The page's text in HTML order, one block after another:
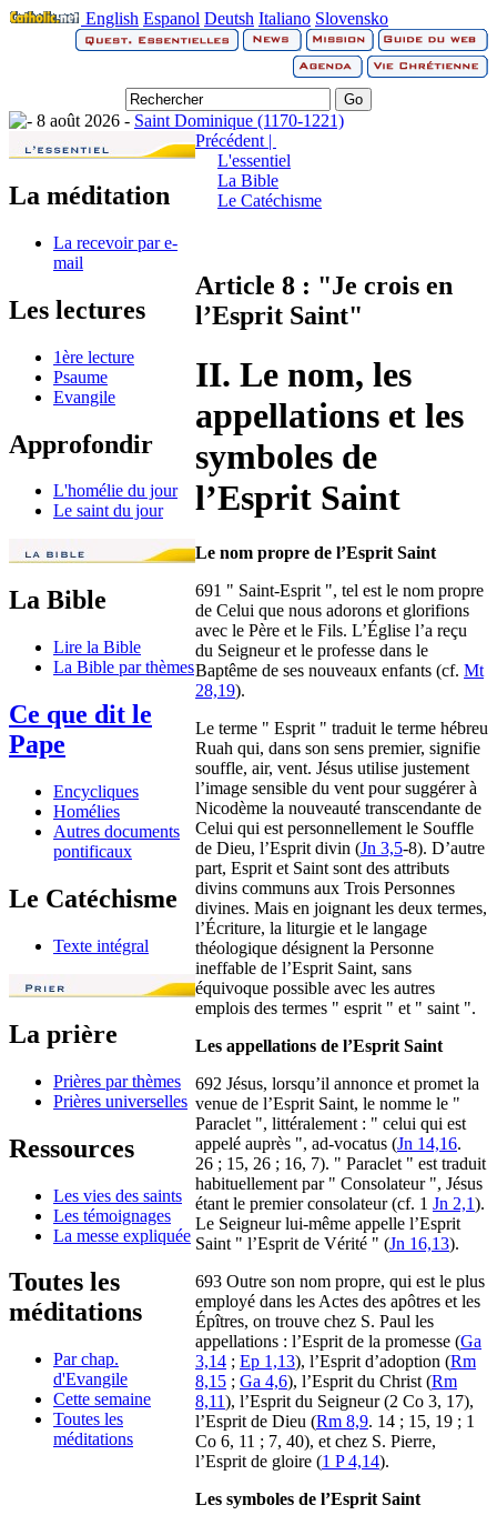
English Espanol Deutsh Italiano Slovensko
8 août 2026 - Saint Dominique (1170-1221)
La méditation
La recevoir par e-
mail
Les lectures
1ère lecture
Psaume
Evangile
Approfondir
L'homélie du jour
Le saint du jour
La Bible
Lire la Bible
La Bible par thèmes
Ce que dit le
Pape
Encycliques
Homélies
Autres documents
pontificaux
Le Catéchisme
Texte intégral
La prière
Prières par thèmes
Prières universelles
Ressources
Les vies des saints
Les témoignages
La messe expliquée
Toutes les
méditations
Par chap.
d'Evangile
Cette semaine
Toutes les
méditations
Précédent |
L'essentiel
La Bible
Le Catéchisme
Article 8 : "Je crois en
l’Esprit Saint"
II. Le nom, les
appellations et les
symboles de
l’Esprit Saint
Le nom propre de l’Esprit Saint
691 " Saint-Esprit ", tel est le nom propre
de Celui que nous adorons et glorifions
avec le Père et le Fils. L’Église l’a reçu
du Seigneur et le professe dans le
Baptême de ses nouveaux enfants (cf. Mt
28,19).
Le terme " Esprit " traduit le terme hébreu
Ruah qui, dans son sens premier, signifie
souffle, air, vent. Jésus utilise justement
l’image sensible du vent pour suggérer à
Nicodème la nouveauté transcendante de
Celui qui est personnellement le Souffle
de Dieu, l’Esprit divin (Jn 3,5-8). D’autre
part, Esprit et Saint sont des attributs
divins communs aux Trois Personnes
divines. Mais en joignant les deux termes,
l’Écriture, la liturgie et le langage
théologique désignent la Personne
ineffable de l’Esprit Saint, sans
équivoque possible avec les autres
emplois des termes " esprit " et " saint ".
Les appellations de l’Esprit Saint
692 Jésus, lorsqu’il annonce et promet la
venue de l’Esprit Saint, le nomme le "
Paraclet ", littéralement : " celui qui est
appelé auprès ", ad-vocatus (Jn 14,16.
26 ; 15, 26 ; 16, 7). " Paraclet " est traduit
habituellement par " Consolateur ", Jésus
étant le premier consolateur (cf. 1 Jn 2,1).
Le Seigneur lui-même appelle l’Esprit
Saint " l’Esprit de Vérité " (Jn 16,13).
693 Outre son nom propre, qui est le plus
employé dans les Actes des apôtres et les
Épîtres, on trouve chez S. Paul les
appellations : l’Esprit de la promesse (Ga
3,14 ; Ep 1,13), l’Esprit d’adoption (Rm
8,15 ; Ga 4,6), l’Esprit du Christ (Rm
8,11), l’Esprit du Seigneur (2 Co 3, 17),
l’Esprit de Dieu (Rm 8,9. 14 ; 15, 19 ; 1
Co 6, 11 ; 7, 40), et chez S. Pierre,
l’Esprit de gloire (1 P 4,14).
Les symboles de l’Esprit Saint